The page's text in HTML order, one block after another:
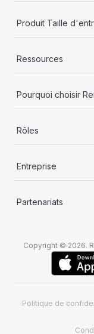
Produit Taille
Ressources
Pourquoi choisir
Rôles
Entreprise
Partenariats
Copyright © 2026.
Politique de